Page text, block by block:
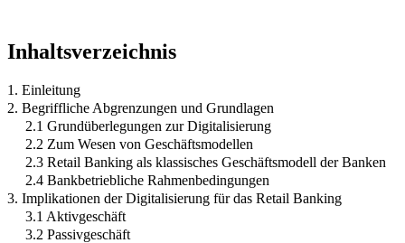
Inhaltsverzeichnis
1. Einleitung
2. Begriffliche Abgrenzungen und Grundlagen
2.1 Grundüberlegungen zur Digitalisierung
2.2 Zum Wesen von Geschäftsmodellen
2.3 Retail Banking als klassisches Geschäftsmodell der Banken
2.4 Bankbetriebliche Rahmenbedingungen
3. Implikationen der Digitalisierung für das Retail Banking
3.1 Aktivgeschäft
3.2 Passivgeschäft